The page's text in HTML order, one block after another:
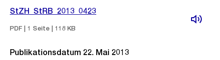
StZH_StRB_2013_0423
PDF | 1 Seite | 118 KB
Publikationsdatum 22. Mai 2013